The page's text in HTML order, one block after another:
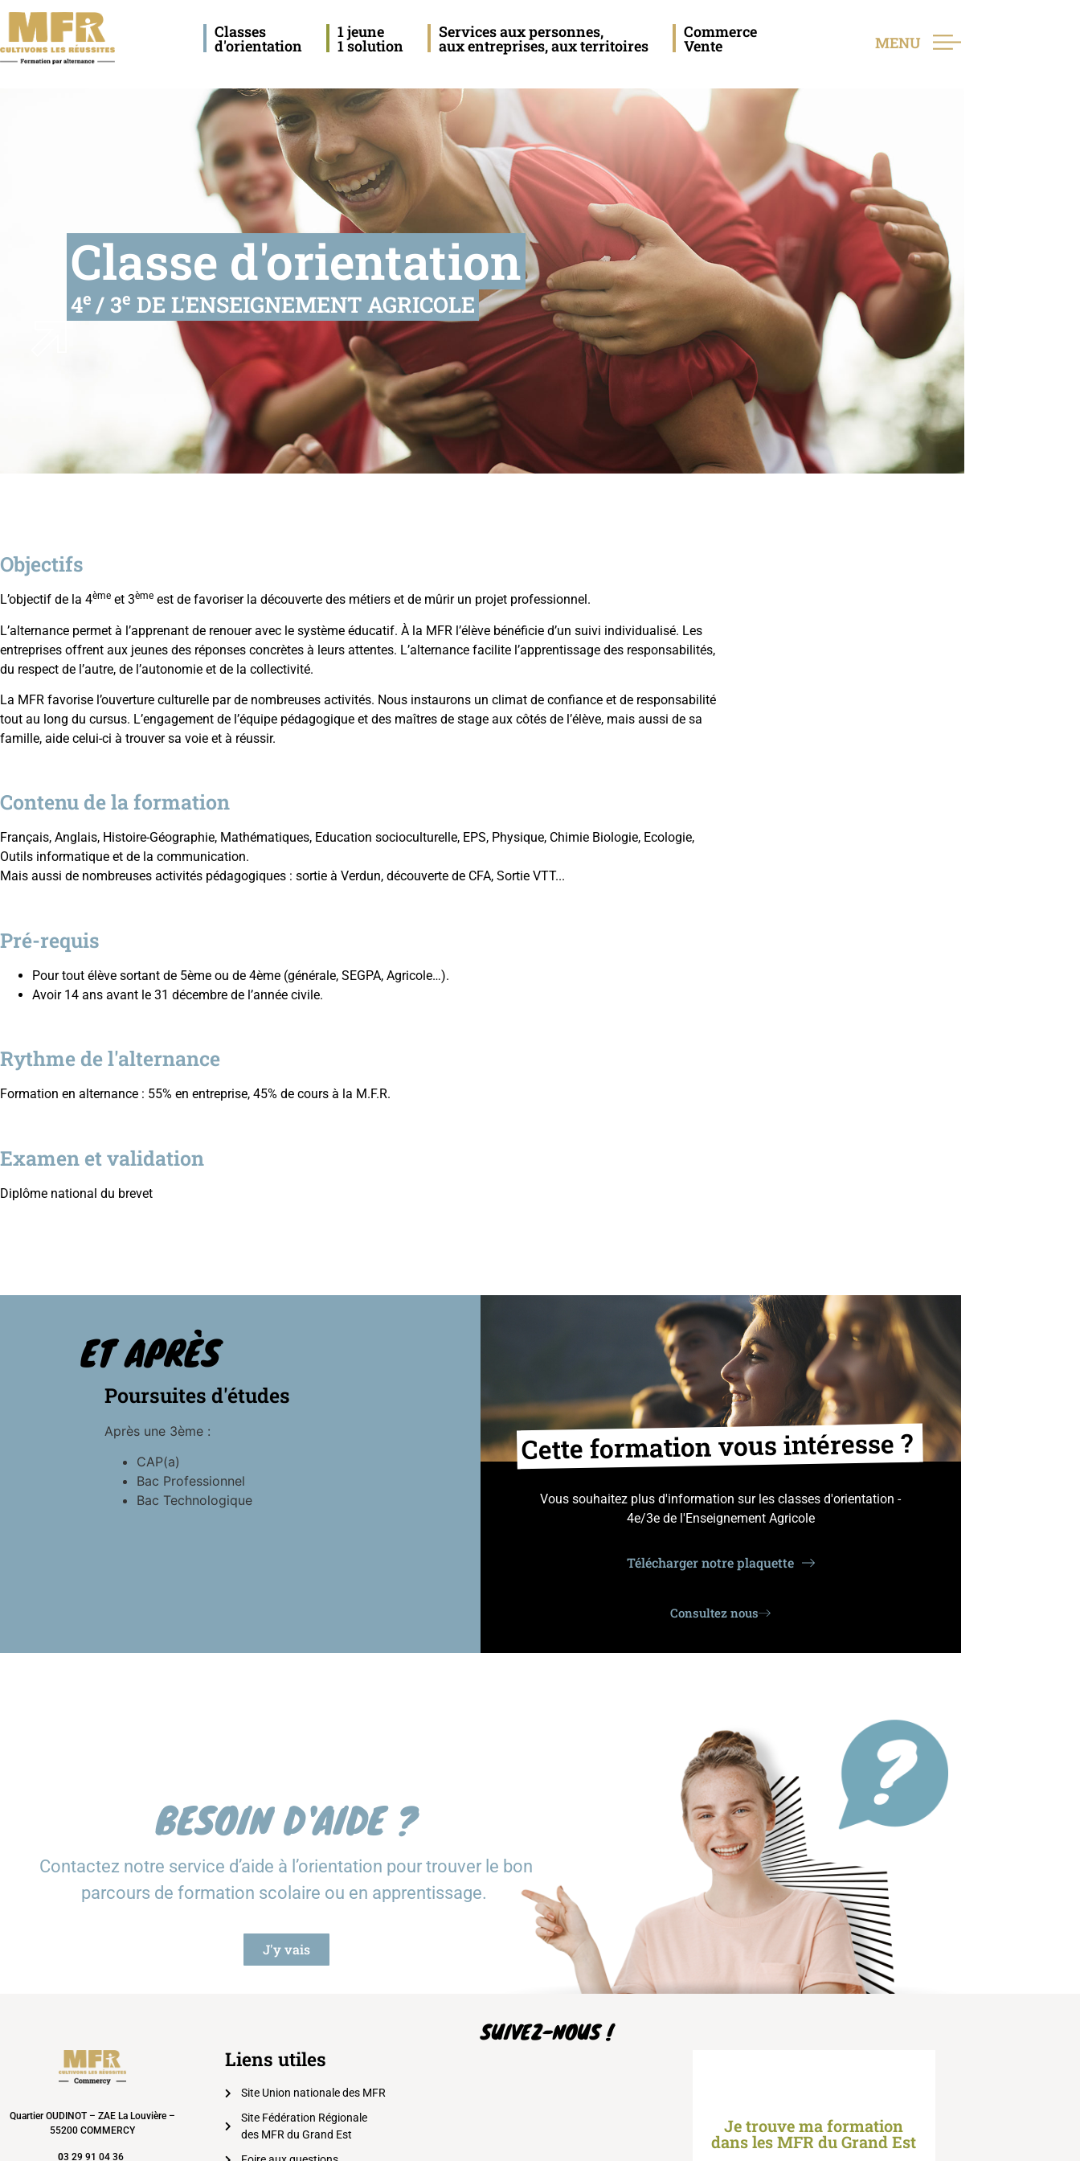
Classes
d'orientation
1 jeune
1 solution
Services aux personnes,
aux entreprises, aux territoires
Commerce
Vente MENU
Classe d'orientation
4e / 3e DE L'ENSEIGNEMENT AGRICOLE
Objectifs
L’objectif de la 4ème et 3ème est de favoriser la découverte des métiers et de mûrir un projet professionnel.
L’alternance permet à l’apprenant de renouer avec le système éducatif. À la MFR l’élève bénéficie d’un suivi individualisé. Les
entreprises offrent aux jeunes des réponses concrètes à leurs attentes. L’alternance facilite l’apprentissage des responsabilités,
du respect de l’autre, de l’autonomie et de la collectivité.
La MFR favorise l’ouverture culturelle par de nombreuses activités. Nous instaurons un climat de confiance et de responsabilité
tout au long du cursus. L’engagement de l’équipe pédagogique et des maîtres de stage aux côtés de l’élève, mais aussi de sa
famille, aide celui-ci à trouver sa voie et à réussir.
Contenu de la formation
Français, Anglais, Histoire-Géographie, Mathématiques, Education socioculturelle, EPS, Physique, Chimie Biologie, Ecologie,
Outils informatique et de la communication.
Mais aussi de nombreuses activités pédagogiques : sortie à Verdun, découverte de CFA, Sortie VTT...
Pré-requis
Pour tout élève sortant de 5ème ou de 4ème (générale, SEGPA, Agricole…).
Avoir 14 ans avant le 31 décembre de l’année civile.
Rythme de l'alternance
Formation en alternance : 55% en entreprise, 45% de cours à la M.F.R.
Examen et validation
Diplôme national du brevet
ET APRÈS
Poursuites d'études
Après une 3ème :
CAP(a)
Bac Professionnel
Bac Technologique
Cette formation vous intéresse ?
Vous souhaitez plus d'information sur les classes d'orientation -
4e/3e de l'Enseignement Agricole
Télécharger notre plaquette
Consultez nous
BESOIN D'AIDE ?
Contactez notre service d’aide à l’orientation pour trouver le bon
parcours de formation scolaire ou en apprentissage.
J'y vais
Quartier OUDINOT – ZAE La Louvière –
55200 COMMERCY
03 29 91 04 36
Liens utiles
Site Union nationale des MFR
Site Fédération Régionale
des MFR du Grand Est
SUIVEZ-NOUS !
Je trouve ma formation
dans les MFR du Grand Est